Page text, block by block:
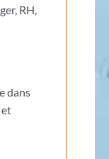
RH,
dans
et